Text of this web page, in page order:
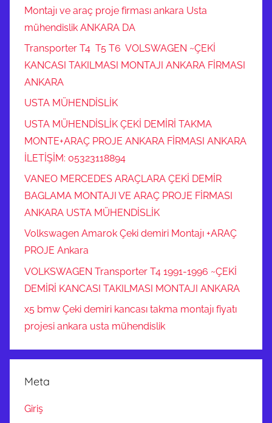
Montajı ve araç proje firması ankara Usta
mühendislik ANKARA DA
Transporter T4 T5 T6 VOLSWAGEN ~ÇEKİ
KANCASI TAKILMASI MONTAJI ANKARA FİRMASI
ANKARA
USTA MÜHENDİSLİK
USTA MÜHENDİSLİK ÇEKİ DEMİRİ TAKMA
MONTE+ARAÇ PROJE ANKARA FİRMASI ANKARA
İLETİŞİM: 05323118894
VANEO MERCEDES ARAÇLARA ÇEKİ DEMİR
BAGLAMA MONTAJI VE ARAÇ PROJE FİRMASI
ANKARA USTA MÜHENDİSLİK
Volkswagen Amarok Çeki demiri Montajı +ARAÇ
PROJE Ankara
VOLKSWAGEN Transporter T4 1991-1996 ~ÇEKİ
DEMİRİ KANCASI TAKILMASI MONTAJI ANKARA
x5 bmw Çeki demiri kancası takma montajı fiyatı
projesi ankara usta mühendislik
Meta
Giriş